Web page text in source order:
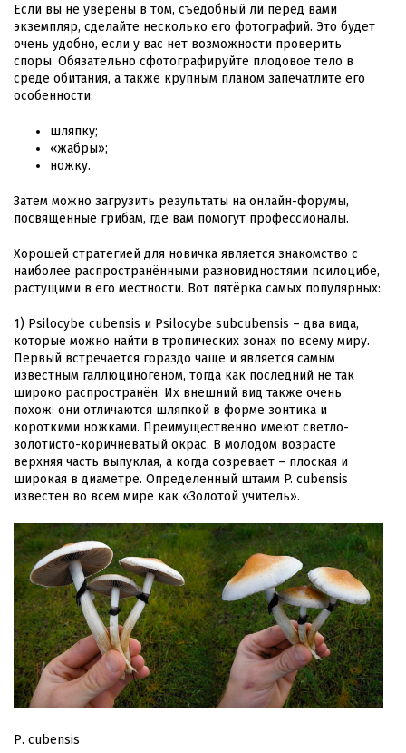
Если вы не уверены в том, съедобный ли перед вами
экземпляр, сделайте несколько его фотографий. Это будет
очень удобно, если у вас нет возможности проверить
споры. Обязательно сфотографируйте плодовое тело в
среде обитания, а также крупным планом запечатлите его
особенности:
шляпку;
«жабры»;
ножку.
Затем можно загрузить результаты на онлайн-форумы,
посвящённые грибам, где вам помогут профессионалы.
Хорошей стратегией для новичка является знакомство с
наиболее распространёнными разновидностями псилоцибе,
растущими в его местности. Вот пятёрка самых популярных:
1) Psilocybe cubensis и Psilocybe subcubensis – два вида,
которые можно найти в тропических зонах по всему миру.
Первый встречается гораздо чаще и является самым
известным галлюциногеном, тогда как последний не так
широко распространён. Их внешний вид также очень
похож: они отличаются шляпкой в форме зонтика и
короткими ножками. Преимущественно имеют светло-
золотисто-коричневатый окрас. В молодом возрасте
верхняя часть выпуклая, а когда созревает – плоская и
широкая в диаметре. Определенный штамм P. cubensis
известен во всем мире как «Золотой учитель».
Р. cubensis